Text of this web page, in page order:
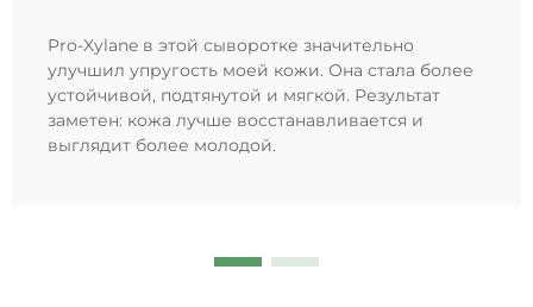
Pro-Xylane в этой сыворотке значительно
улучшил упругость моей кожи. Она стала более
устойчивой, подтянутой и мягкой. Результат
заметен: кожа лучше восстанавливается и
выглядит более молодой.